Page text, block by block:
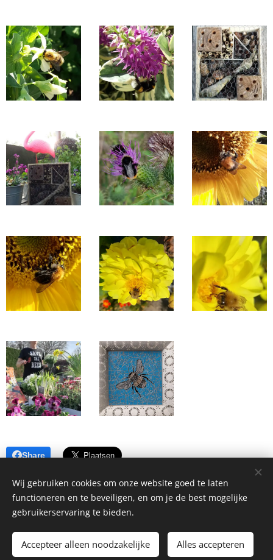
Share
Homemade Homegrown by Bianca ©2026
Cookies
Wij gebruiken cookies om onze website goed te laten
functioneren en te beveiligen, en om je de best mogelijke
gebruikerservaring te bieden.
Accepteer alleen noodzakelijke Alles accepteren